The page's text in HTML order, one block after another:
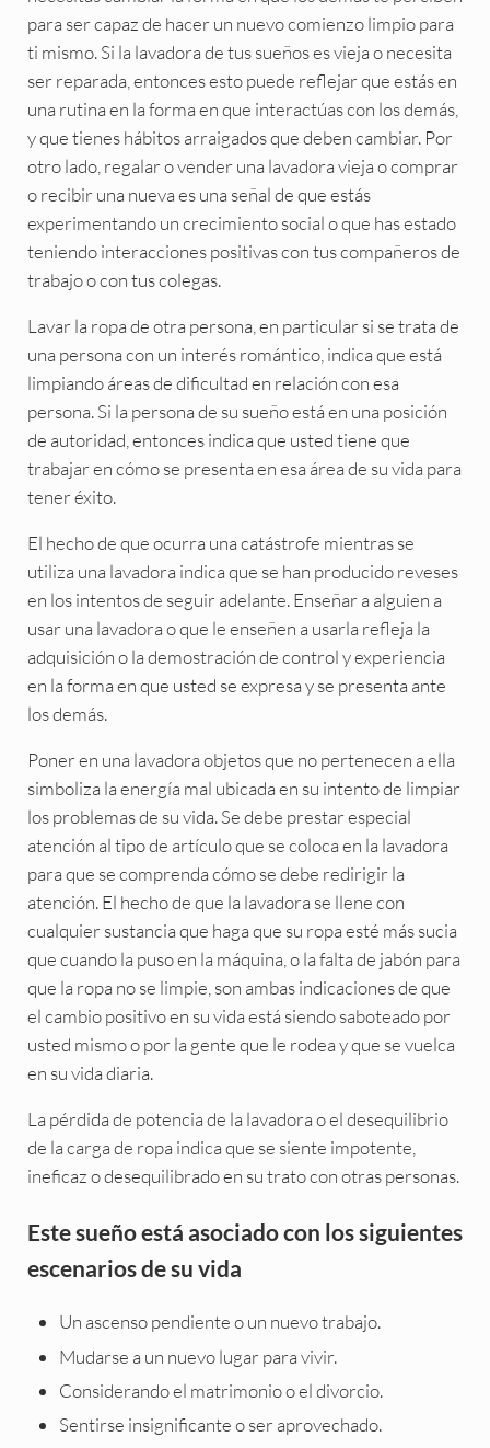
para ser capaz de hacer un nuevo comienzo limpio para
ti mismo. Si la lavadora de tus sueños es vieja o necesita
ser reparada, entonces esto puede reflejar que estás en
una rutina en la forma en que interactúas con los demás,
y que tienes hábitos arraigados que deben cambiar. Por
otro lado, regalar o vender una lavadora vieja o comprar
o recibir una nueva es una señal de que estás
experimentando un crecimiento social o que has estado
teniendo interacciones positivas con tus compañeros de
trabajo o con tus colegas.
Lavar la ropa de otra persona, en particular si se trata de
una persona con un interés romántico, indica que está
limpiando áreas de dificultad en relación con esa
persona. Si la persona de su sueño está en una posición
de autoridad, entonces indica que usted tiene que
trabajar en cómo se presenta en esa área de su vida para
tener éxito.
El hecho de que ocurra una catástrofe mientras se
utiliza una lavadora indica que se han producido reveses
en los intentos de seguir adelante. Enseñar a alguien a
usar una lavadora o que le enseñen a usarla refleja la
adquisición o la demostración de control y experiencia
en la forma en que usted se expresa y se presenta ante
los demás.
Poner en una lavadora objetos que no pertenecen a ella
simboliza la energía mal ubicada en su intento de limpiar
los problemas de su vida. Se debe prestar especial
atención al tipo de artículo que se coloca en la lavadora
para que se comprenda cómo se debe redirigir la
atención. El hecho de que la lavadora se llene con
cualquier sustancia que haga que su ropa esté más sucia
que cuando la puso en la máquina, o la falta de jabón para
que la ropa no se limpie, son ambas indicaciones de que
el cambio positivo en su vida está siendo saboteado por
usted mismo o por la gente que le rodea y que se vuelca
en su vida diaria.
La pérdida de potencia de la lavadora o el desequilibrio
de la carga de ropa indica que se siente impotente,
ineficaz o desequilibrado en su trato con otras personas.
Este sueño está asociado con los siguientes
escenarios de su vida
Un ascenso pendiente o un nuevo trabajo.
Mudarse a un nuevo lugar para vivir.
Considerando el matrimonio o el divorcio.
Sentirse insignificante o ser aprovechado.